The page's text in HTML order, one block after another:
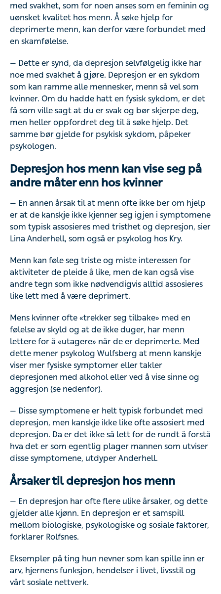
med svakhet, som for noen anses som en feminin og
uønsket kvalitet hos menn. Å søke hjelp for
deprimerte menn, kan derfor være forbundet med
en skamfølelse.
— Dette er synd, da depresjon selvfølgelig ikke har
noe med svakhet å gjøre. Depresjon er en sykdom
som kan ramme alle mennesker, menn så vel som
kvinner. Om du hadde hatt en fysisk sykdom, er det
få som ville sagt at du er svak og bør skjerpe deg,
men heller oppfordret deg til å søke hjelp. Det
samme bør gjelde for psykisk sykdom, påpeker
psykologen.
Depresjon hos menn kan vise seg på
andre måter enn hos kvinner
— En annen årsak til at menn ofte ikke ber om hjelp
er at de kanskje ikke kjenner seg igjen i symptomene
som typisk assosieres med tristhet og depresjon, sier
Lina Anderhell, som også er psykolog hos Kry.
Menn kan føle seg triste og miste interessen for
aktiviteter de pleide å like, men de kan også vise
andre tegn som ikke nødvendigvis alltid assosieres
like lett med å være deprimert.
Mens kvinner ofte «trekker seg tilbake» med en
følelse av skyld og at de ikke duger, har menn
lettere for å «utagere» når de er deprimerte. Med
dette mener psykolog Wulfsberg at menn kanskje
viser mer fysiske symptomer eller takler
depresjonen med alkohol eller ved å vise sinne og
aggresjon (se nedenfor).
— Disse symptomene er helt typisk forbundet med
depresjon, men kanskje ikke like ofte assosiert med
depresjon. Da er det ikke så lett for de rundt å forstå
hva det er som egentlig plager mannen som utviser
disse symptomene, utdyper Anderhell.
Årsaker til depresjon hos menn
— En depresjon har ofte flere ulike årsaker, og dette
gjelder alle kjønn. En depresjon er et samspill
mellom biologiske, psykologiske og sosiale faktorer,
forklarer Rolfsnes.
Eksempler på ting hun nevner som kan spille inn er
arv, hjernens funksjon, hendelser i livet, livsstil og
vårt sosiale nettverk.